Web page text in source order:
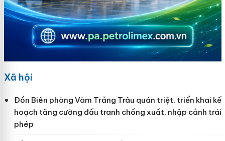
Xã hội
Đồn Biên phòng Vàm Trảng Trâu quán triệt, triển khai kế
hoạch tăng cường đấu tranh chống xuất, nhập cảnh trái
phép